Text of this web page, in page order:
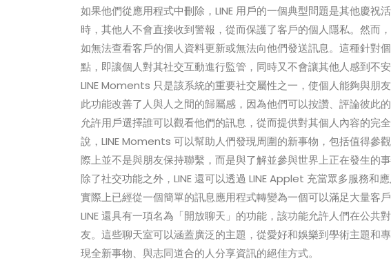
如果他們從應用程式中刪除，LINE 用戶的一個典型問題是其他慶祝
時，其他人不會直接收到警報，從而保護了客戶的個人隱私。然而
如無法查看客戶的個人資料更新或無法向他們發送訊息。這種針對
點，即讓個人對其社交互動進行監管，同時又不會讓其他人感到不安
LINE Moments 只是該系統的重要社交屬性之一，使個人能夠與朋
此功能改善了人與人之間的歸屬感，因為他們可以按讚、評論彼此
允許用戶選擇誰可以觀看他們的訊息，從而提供對其個人內容的完
說，LINE Moments 可以幫助人們發現周圍的新事物，包括值得參
際上並不是與朋友保持聯繫，而是與了解並參與世界上正在發生的事
除了社交功能之外，LINE 還可以透過 LINE Applet 充當眾多服務和
實際上已經從一個簡單的訊息應用程式轉變為一個可以滿足大量客戶
LINE 還具有一項名為「開放聊天」的功能，該功能允許人們在公共
友。這些聊天室可以涵蓋廣泛的主題，從愛好和娛樂到學術主題和
現全新事物、與志同道合的人分享資訊的絕佳方式。